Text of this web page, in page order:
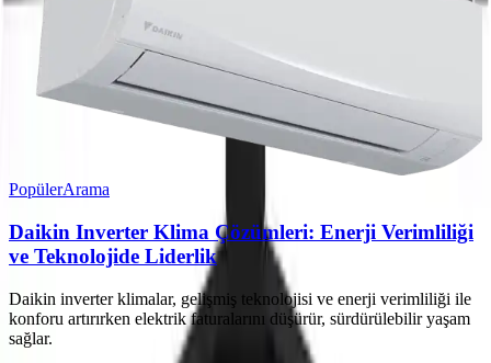
PopülerArama
Daikin Inverter Klima Çözümleri: Enerji Verimliliği
ve Teknolojide Liderlik
Daikin inverter klimalar, gelişmiş teknolojisi ve enerji verimliliği ile
konforu artırırken elektrik faturalarını düşürür, sürdürülebilir yaşam
sağlar.